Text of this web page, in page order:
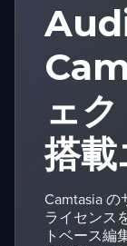
ェ
搭
Camtasia の
ライセンス
トベース編